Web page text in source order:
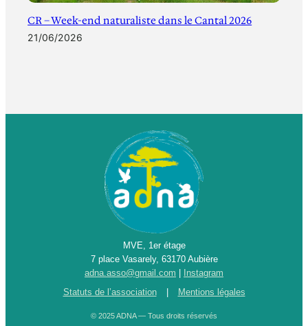
CR – Week-end naturaliste dans le Cantal 2026
21/06/2026
MVE, 1er étage
7 place Vasarely, 63170 Aubière
adna.asso@gmail.com
Instagram
Statuts de l’association
Mentions légales
© 2025 ADNA — Tous droits réservés